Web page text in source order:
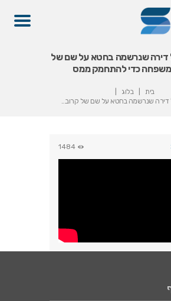
דירה שנרשמה בחטא על שם של
משפחה כדי להתחמק ממס
בית
בלוג
דירה שנרשמה בחטא על שם של קרוב...
1484